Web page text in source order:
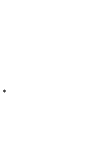
*